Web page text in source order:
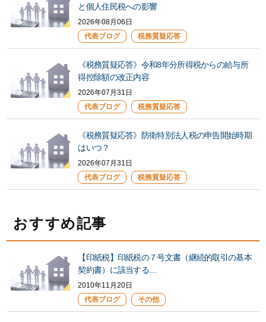
と個人住民税への影響
2026年08月06日
代表ブログ
税務質疑応答
《税務質疑応答》令和8年分所得税からの給与所
得控除額の改正内容
2026年07月31日
代表ブログ
税務質疑応答
《税務質疑応答》防衛特別法人税の申告開始時期
はいつ？
2026年07月31日
代表ブログ
税務質疑応答
おすすめ記事
【印紙税】印紙税の７号文書（継続的取引の基本
契約書）に該当する…
2010年11月20日
代表ブログ
その他